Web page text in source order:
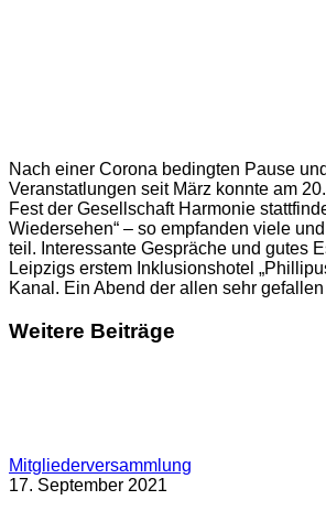
Nach einer Corona bedingten Pause
Veranstatlungen seit März konnte am
Fest der Gesellschaft Harmonie
Wiedersehen“ – so empfanden viele
teil. Interessante Gespräche und gutes
Leipzigs erstem Inklusionshotel
Kanal. Ein Abend der allen sehr
Weitere Beiträge
Mitgliederversammlung
17. September 2021